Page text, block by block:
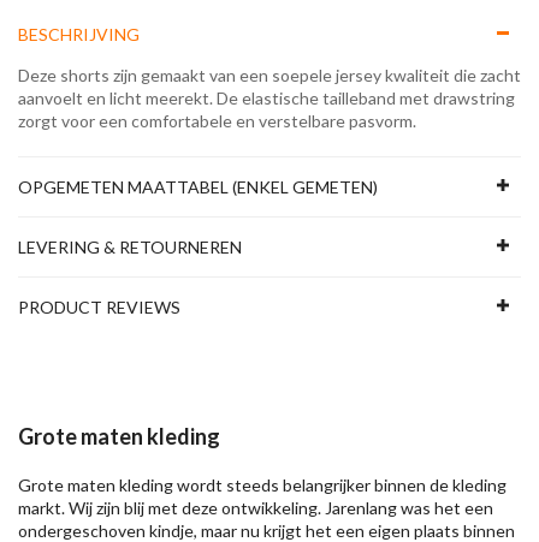
BESCHRIJVING
Deze shorts zijn gemaakt van een soepele jersey kwaliteit die zacht
aanvoelt en licht meerekt. De elastische tailleband met drawstring
zorgt voor een comfortabele en verstelbare pasvorm.
OPGEMETEN MAATTABEL (ENKEL GEMETEN)
LEVERING & RETOURNEREN
PRODUCT REVIEWS
Grote maten kleding
Grote maten kleding wordt steeds belangrijker binnen de kleding
markt. Wij zijn blij met deze ontwikkeling. Jarenlang was het een
ondergeschoven kindje, maar nu krijgt het een eigen plaats binnen